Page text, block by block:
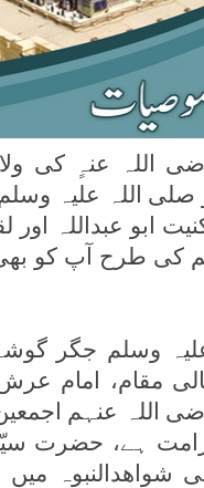
اللہ علیہ
ابو عبداللہ
کی طرح آپ کو
وسلم جگر گوشہ
مقام، امام
اللہ عنہم
ہے، حضرت
میں